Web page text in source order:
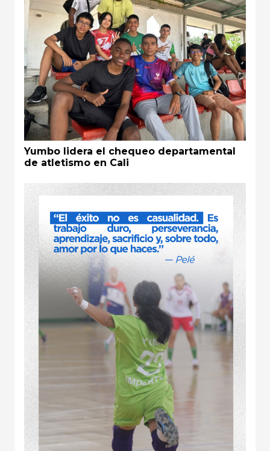
Yumbo lidera el chequeo departamental
de atletismo en Cali